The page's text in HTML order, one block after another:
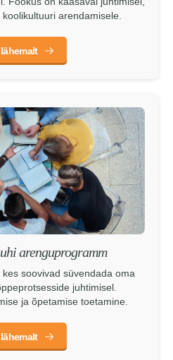
arendamisele.
arenguprogramm
soovivad süvendada oma
juhtimisel.
ja õpetamise toetamine.